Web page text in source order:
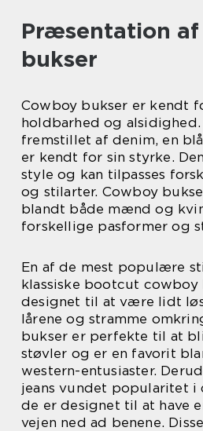
Præsentation
bukser
Cowboy bukser er kendt
holdbarhed og
fremstillet af denim, en
er kendt for sin styrke.
style og kan tilpasses
og stilarter. Cowboy
blandt både mænd og
forskellige pasformer og
En af de mest populære
klassiske bootcut cowboy
designet til at være lidt
lårene og stramme
bukser er perfekte til at
støvler og er en favorit
western-entusiaster.
jeans vundet popularitet i
de er designet til at have
vejen ned ad benene.